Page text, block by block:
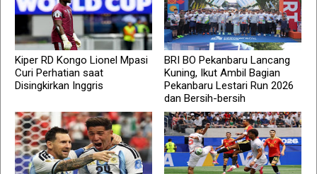
Kiper RD Kongo Lionel Mpasi
Curi Perhatian saat
Disingkirkan Inggris
BRI BO Pekanbaru Lancang
Kuning, Ikut Ambil Bagian
Pekanbaru Lestari Run 2026
dan Bersih-bersih